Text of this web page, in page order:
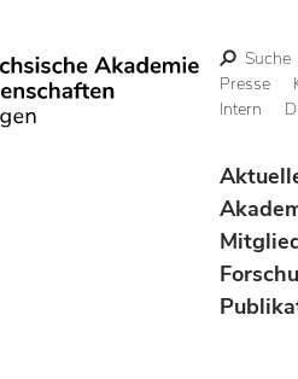
Suche
Presse
Intern